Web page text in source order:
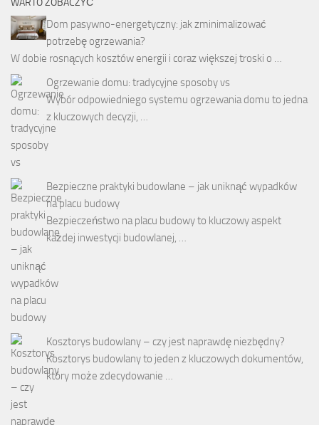
WARTO ZOBACZYĆ
Dom pasywno-energetyczny: jak zminimalizować
potrzebę ogrzewania?
W dobie rosnących kosztów energii i coraz większej troski o …
Ogrzewanie domu: tradycyjne sposoby vs
Wybór odpowiedniego systemu ogrzewania domu to jedna
z kluczowych decyzji, …
Bezpieczne praktyki budowlane – jak uniknąć wypadków
na placu budowy
Bezpieczeństwo na placu budowy to kluczowy aspekt
każdej inwestycji budowlanej, …
Kosztorys budowlany – czy jest naprawdę niezbędny?
Kosztorys budowlany to jeden z kluczowych dokumentów,
który może zdecydowanie …